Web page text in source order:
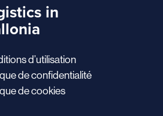
in
d’utilisation
de confidentialité
de cookies